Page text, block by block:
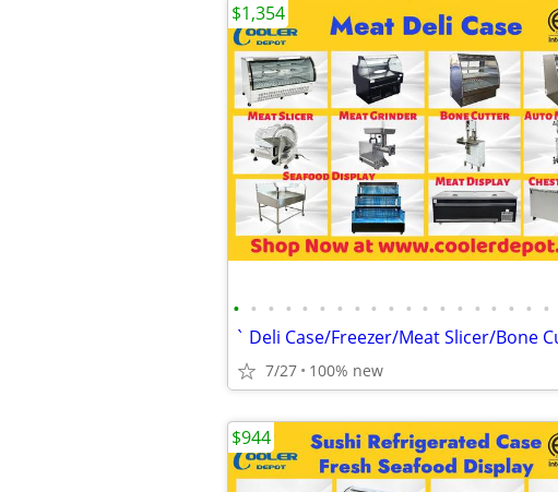
• • • • • • • • • • • • • • • • • • •
7/27 100% new
$1,354
$944